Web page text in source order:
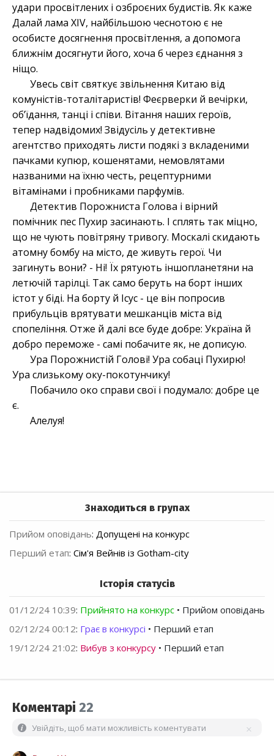
удари просвітлених і озброєних будистів. Як каже
Далай лама XIV, найбільшою чеснотою є не
особисте досягнення просвітлення, а допомога
ближнім досягнути його, хоча б через єднання з
ніщо.
Увесь світ святкує звільнення Китаю від
комуністів-тоталітаристів! Феєрверки й вечірки,
об’їдання, танці і співи. Вітання наших героїв,
тепер надвідомих! Звідусіль у детективне
агентство приходять листи подякі з вкладеними
пачками купюр, кошенятами, немовлятами
названими на їхню честь, рецептурними
вітамінами і пробниками парфумів.
Детектив Порожниста Голова і вірний
помічник пес Пухир засинають. І сплять так міцно,
що не чують повітряну тривогу. Москалі скидають
атомну бомбу на місто, де живуть герої. Чи
загинуть вони? - Ні! Їх рятують іншопланетяни на
летючій тарілці. Так само беруть на борт інших
істот у біді. На борту й Ісус - це він попросив
прибульців врятувати мешканців міста від
спопеління. Отже й далі все буде добре: Україна й
добро переможе - самі побачите як, не дописую.
Ура Порожнистій Голові! Ура собаці Пухирю!
Ура слизькому оку-покотунчику!
Побачило око справи свої і подумало: добре це
є.
Алелуя!
Знаходиться в групах
Прийом оповідань: Допущені на конкурс
Перший етап: Сім'я Вейнів із Gotham-city
Історія статусів
01/12/24 10:39: Прийнято на конкурс • Прийом оповідань
02/12/24 00:12: Грає в конкурсі • Перший етап
19/12/24 21:02: Вибув з конкурсу • Перший етап
Коментарі 22
Увійдіть, щоб мати можливість коментувати